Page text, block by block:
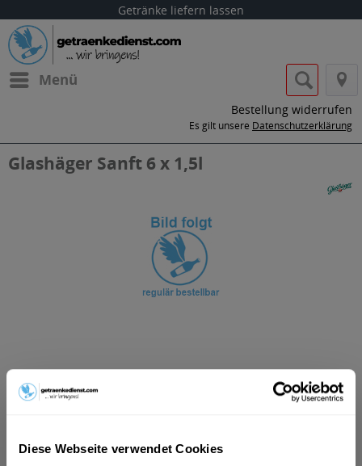
Diese Webseite verwendet Cookies
Getränke liefern lassen
Menü
Bestellung widerrufen
Es gilt unsere Datenschutzerklärung
Glashäger Sanft 6 x 1,5l
ab 101,01 € *